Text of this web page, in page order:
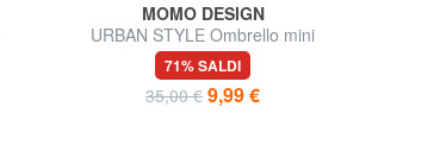
MOMO DESIGN
URBAN STYLE Ombrello mini
71% SALDI
35,00 € 9,99 €